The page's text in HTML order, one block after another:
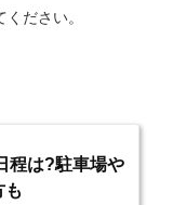
ださい。
程は?駐車場や
も